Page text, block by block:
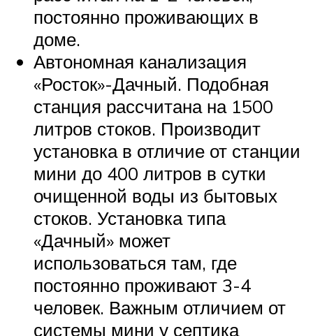
постоянно проживающих в
доме.
Автономная канализация
«Росток»-Дачный. Подобная
станция рассчитана на 1500
литров стоков. Производит
установка в отличие от станции
мини до 400 литров в сутки
очищенной воды из бытовых
стоков. Установка типа
«Дачный» может
использоваться там, где
постоянно проживают 3-4
человек. Важным отличием от
системы мини у септика